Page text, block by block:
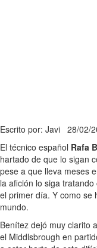
Escrito por: Javi 28/02/
El técnico español Rafa
hartado de que lo sigan
pese a que lleva meses
la afición lo siga
el primer día. Y como se
mundo.
Benítez dejó muy clarito
el Middlsbrough en